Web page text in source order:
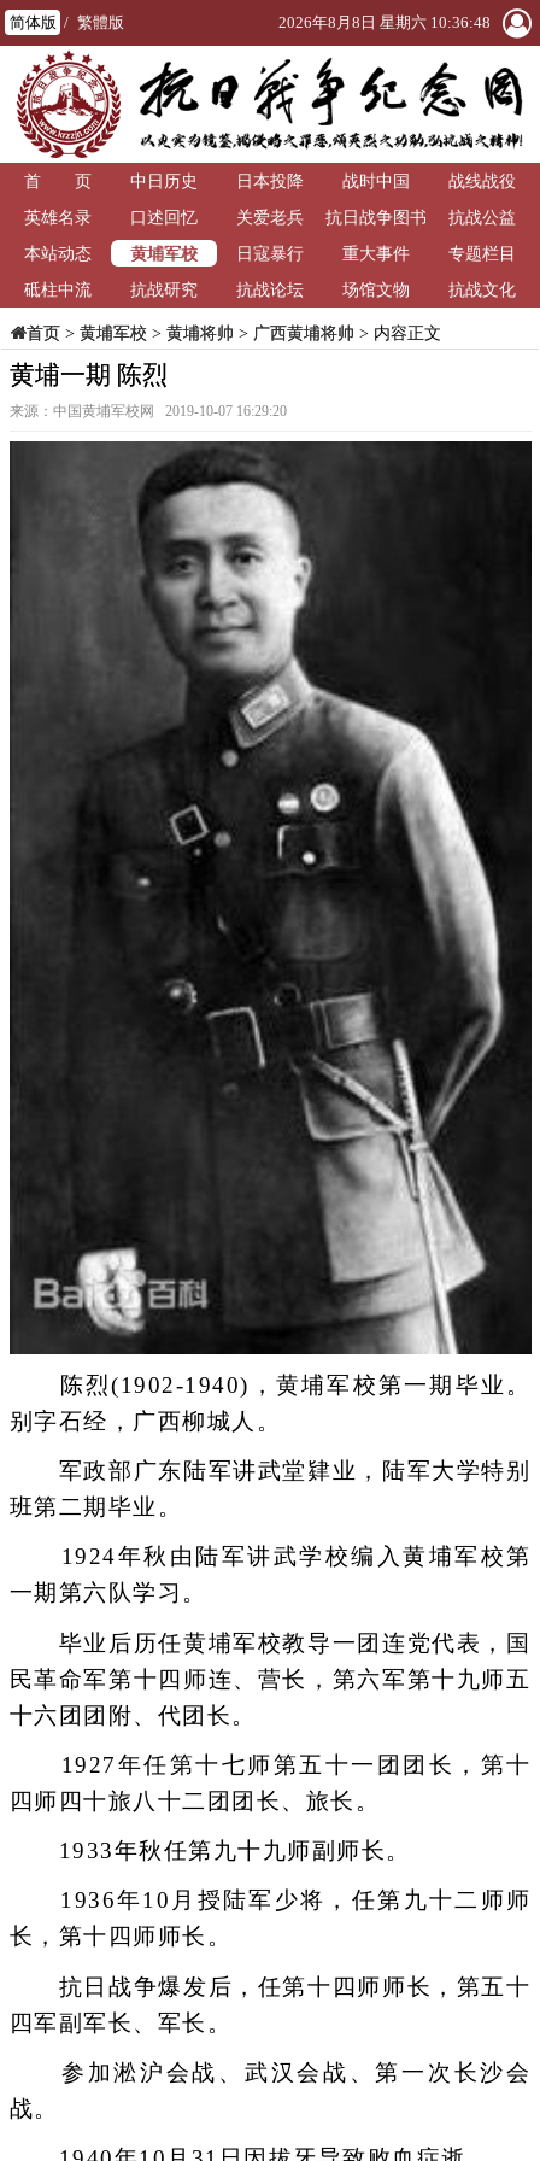
简体版 / 繁體版 2026年8月8日 星期六 10:36:48
首 页 中日历史 日本投降 战时中国
战线战役
英雄名录
口述回忆 关爱老兵
抗日战争图书
馆
抗战公益
本站动态
黄埔军校 日寇暴行 重大事件
专题栏目
砥柱中流
抗战研究 抗战论坛 场馆文物 抗战文化
首页> 黄埔军校> 黄埔将帅 > 广西黄埔将帅 > 内容正文
黄埔一期 陈烈
来源：中国黄埔军校网 2019-10-07 16:29:20
陈烈(1902-1940)，黄埔军校第一期毕业。
别字石经，广西柳城人。
军政部广东陆军讲武堂肄业，陆军大学特别
班第二期毕业。
1924年秋由陆军讲武学校编入黄埔军校第
一期第六队学习。
毕业后历任黄埔军校教导一团连党代表，国
民革命军第十四师连、营长，第六军第十九师五
十六团团附、代团长。
1927年任第十七师第五十一团团长，第十
四师四十旅八十二团团长、旅长。
1933年秋任第九十九师副师长。
1936年10月授陆军少将，任第九十二师师
长，第十四师师长。
抗日战争爆发后，任第十四师师长，第五十
四军副军长、军长。
参加淞沪会战、武汉会战、第一次长沙会
战。